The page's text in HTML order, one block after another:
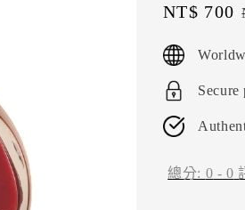
Sale
NT$ 700
Secure
總分: 0 -0